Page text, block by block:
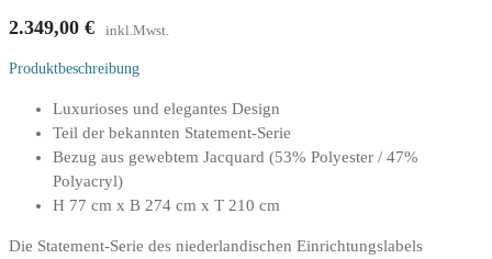
2.349,00 € inkl.Mwst.
Produktbeschreibung
Luxurioses und elegantes Design
Teil der bekannten Statement-Serie
Bezug aus gewebtem Jacquard (53% Polyester / 47%
Polyacryl)
H 77 cm x B 274 cm x T 210 cm
Die Statement-Serie des niederlandischen Einrichtungslabels